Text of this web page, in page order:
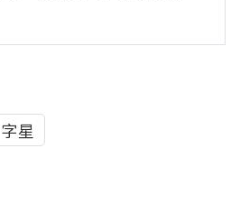
星